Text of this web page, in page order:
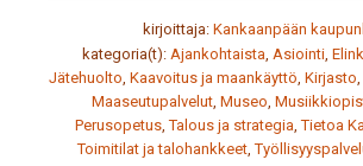
kirjoittaja: Kankaanpään
kategoria(t): Ajankohtaista, Asiointi,
Jätehuolto, Kaavoitus ja maankäyttö, Kirjasto,
Maaseutupalvelut, Museo,
Perusopetus,Talous ja strategia,Tietoa
Toimitilat ja talohankkeet,